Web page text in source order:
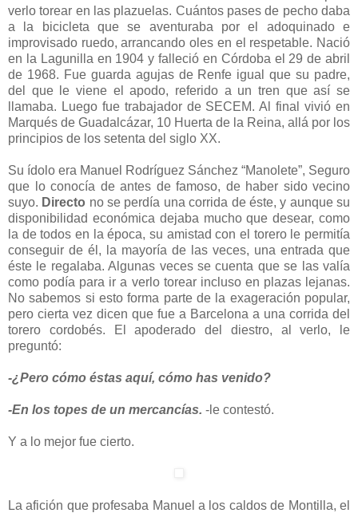
verlo torear en las plazuelas. Cuántos pases de pecho daba
a la bicicleta que se aventuraba por el adoquinado e
improvisado ruedo, arrancando oles en el respetable. Nació
en la Lagunilla en 1904 y falleció en Córdoba el 29 de abril
de 1968. Fue guarda agujas de Renfe igual que su padre,
del que le viene el apodo, referido a un tren que así se
llamaba. Luego fue trabajador de SECEM. Al final vivió en
Marqués de Guadalcázar, 10 Huerta de la Reina, allá por los
principios de los setenta del siglo XX.
Su ídolo era Manuel Rodríguez Sánchez “Manolete”, Seguro
que lo conocía de antes de famoso, de haber sido vecino
suyo. Directo no se perdía una corrida de éste, y aunque su
disponibilidad económica dejaba mucho que desear, como
la de todos en la época, su amistad con el torero le permitía
conseguir de él, la mayoría de las veces, una entrada que
éste le regalaba. Algunas veces se cuenta que se las valía
como podía para ir a verlo torear incluso en plazas lejanas.
No sabemos si esto forma parte de la exageración popular,
pero cierta vez dicen que fue a Barcelona a una corrida del
torero cordobés. El apoderado del diestro, al verlo, le
preguntó:
-¿Pero cómo éstas aquí, cómo has venido?
-En los topes de un mercancías. -le contestó.
Y a lo mejor fue cierto.
La afición que profesaba Manuel a los caldos de Montilla, el